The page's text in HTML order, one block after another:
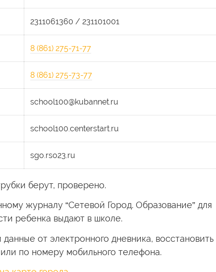
2311061360 / 231101001
8 (861) 275-71-77
8 (861) 275-73-77
school100@kubannet.ru
school100.centerstart.ru
sgo.rso23.ru
берут, проверено.
журналу “Сетевой Город. Образование” для
ребенка выдают в школе.
от электронного дневника, восстановить
по номеру мобильного телефона.